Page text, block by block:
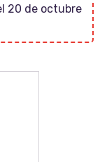
20 de octubre